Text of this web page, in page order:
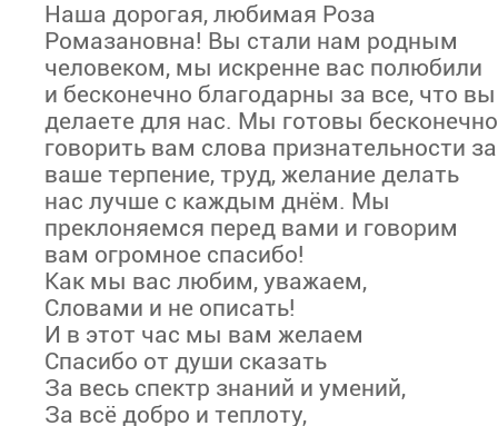
Наша дорогая, любимая Роза
Ромазановна! Вы стали нам родным
человеком, мы искренне вас полюбили
и бесконечно благодарны за все, что вы
делаете для нас. Мы готовы бесконечно
говорить вам слова признательности за
ваше терпение, труд, желание делать
нас лучше с каждым днём. Мы
преклоняемся перед вами и говорим
вам огромное спасибо!
Как мы вас любим, уважаем,
Словами и не описать!
И в этот час мы вам желаем
Спасибо от души сказать
За весь спектр знаний и умений,
За всё добро и теплоту,